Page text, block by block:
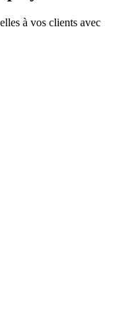
à vos clients avec